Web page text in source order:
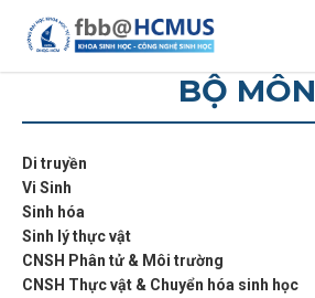
BỘ MÔN
Di truyền
Vi Sinh
Sinh hóa
Sinh lý thực vật
CNSH Phân tử & Môi trường
CNSH Thực vật & Chuyển hóa sinh học